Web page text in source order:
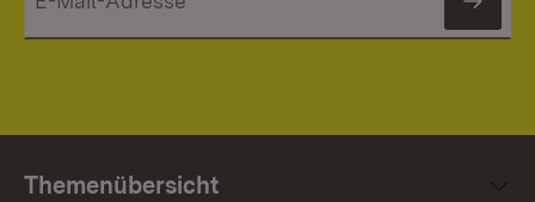
Themenübersicht